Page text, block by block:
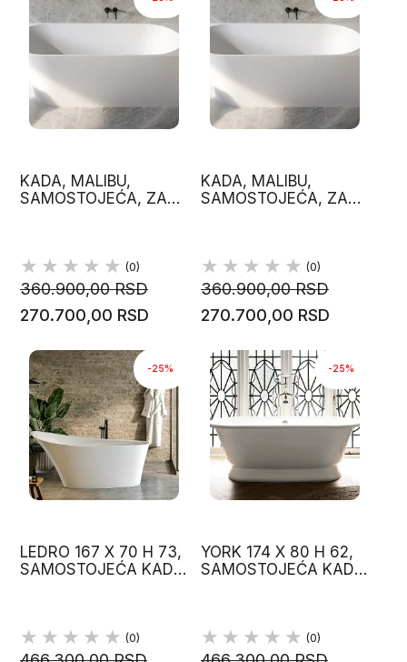
KADA, MALIBU,
SAMOSTOJEĆA, ZA
(0)
360.900,00 RSD
270.700,00 RSD
KADA, MALIBU,
SAMOSTOJEĆA, ZA
(0)
360.900,00 RSD
270.700,00 RSD
-25%
LEDRO 167 X 70 H 73,
SAMOSTOJEĆA KADA
(0)
-25%
YORK 174 X 80 H 62,
SAMOSTOJEĆA KADA
(0)